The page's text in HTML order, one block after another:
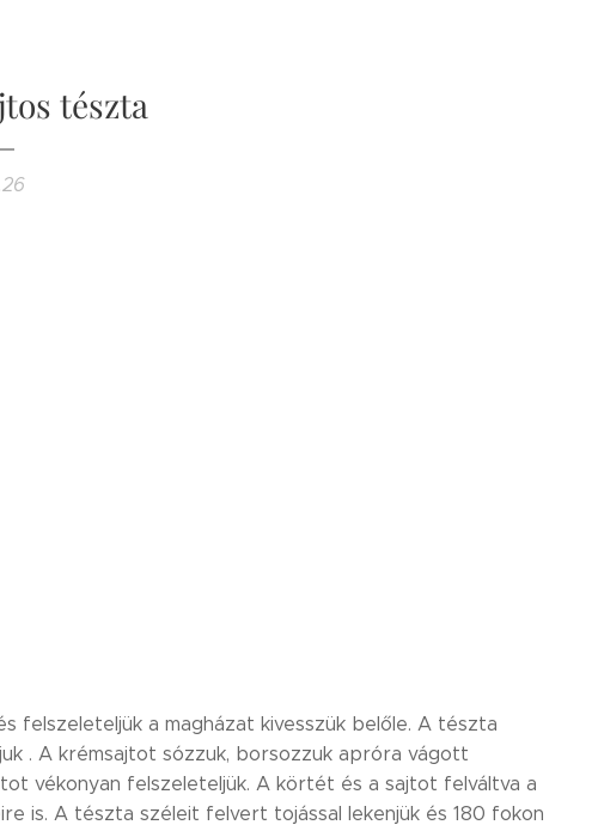
tészta
felszeleteljük a magházat kivesszük belőle. A tészta
. A krémsajtot sózzuk, borsozzuk apróra vágott
vékonyan felszeleteljük. A körtét és a sajtot felváltva a
is. A tészta széleit felvert tojással lekenjük és 180 fokon